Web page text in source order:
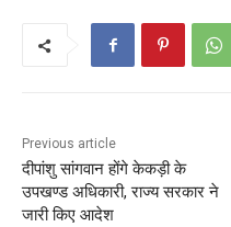
Previous article
दीपांशु सांगवान होंगे केकड़ी के
उपखण्ड अधिकारी, राज्य सरकार ने
जारी किए आदेश